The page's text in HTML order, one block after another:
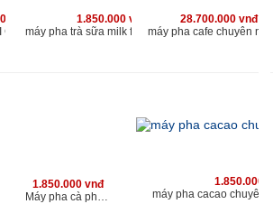
vnđ
CAO CẤP KAHCHAN
1.850.000 vnđ
máy pha trà sữa milk foam kahchan
28.700.000 vnđ
máy pha cafe chuyên
1.850.000 vnđ
Máy pha cà phê bạc xỉu chuyên nghiệp
1.850.000
máy pha cacao chuyên